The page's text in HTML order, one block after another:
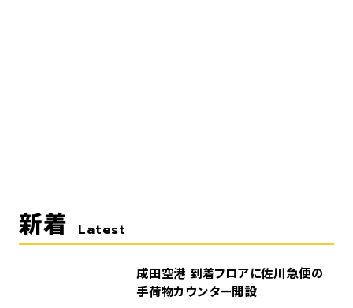
新着 Latest
成田空港 到着フロアに佐川急便の
手荷物カウンター開設